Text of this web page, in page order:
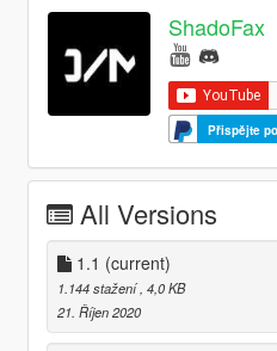
ShadoFax
Přispějte
All Versions
1.1 (current)
1.144 stažení , 4,0 KB
21. Říjen 2020